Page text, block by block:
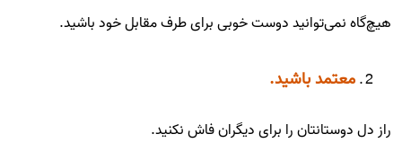
هیچ‌گاه نمی‌توانید دوست خوبی برای طرف مقابل خود باشید.
معتمد باشید.
راز دل دوستانتان را برای دیگران فاش نکنید.